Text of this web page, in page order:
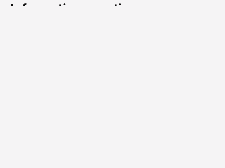
Informations pratiques